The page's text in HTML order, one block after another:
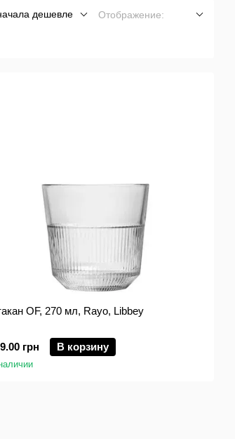
дешевле Отображение:
OF, 270 мл, Rayo, Libbey
грн В корзину